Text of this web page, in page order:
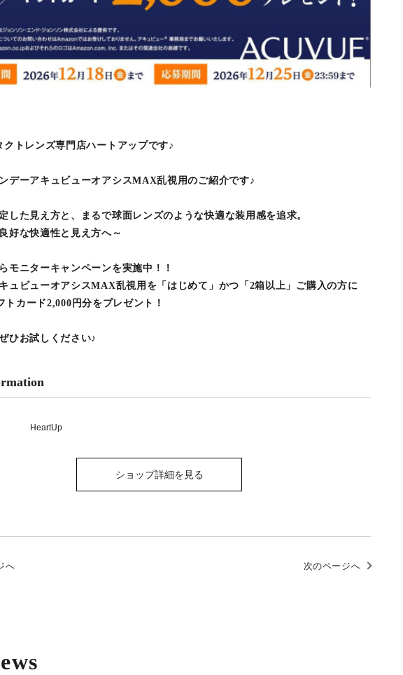
トレンズ専門店ハートアップです♪
デーアキュビューオアシスMAX乱視用のご紹介です♪
した見え方と、まるで球面レンズのような快適な装用感を追求。
好な快適性と見え方へ～
モニターキャンペーンを実施中！！
ュビューオアシスMAX乱視用を「はじめて」かつ「2箱以上」ご購入の方に
トカード2,000円分をプレゼント！
ひお試しください♪
HeartUp
ショップ詳細を見る
へ 次のページへ